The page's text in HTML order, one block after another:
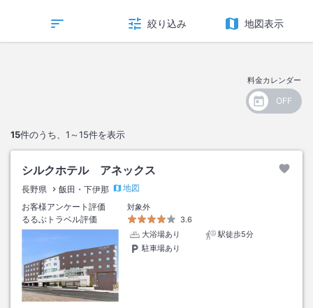
絞り込み 地図表示
料金カレンダー
15件のうち、 1～15件を表示
シルクホテル アネックス
長野県 飯田・下伊那
地図
お客様アンケート評価
対象外
るるぶトラベル評価
3.6
大浴場あり
駅徒歩5分
駐車場あり